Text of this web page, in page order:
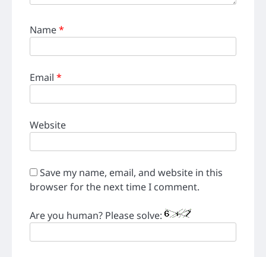
Name*
Email *
Website
Save my name, email, and website in this
browser for the next time I comment.
Are you human? Please solve: